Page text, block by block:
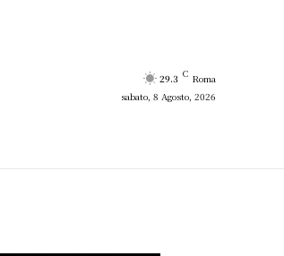
29.3 C Roma
sabato, 8 Agosto, 2026